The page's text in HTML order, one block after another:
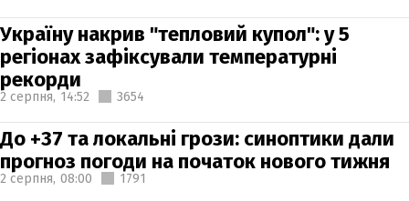
Україну накрив "тепловий купол": у 5
регіонах зафіксували температурні
рекорди
2 серпня, 14:52 3654
До +37 та локальні грози: синоптики дали
прогноз погоди на початок нового тижня
2 серпня, 08:00 1791